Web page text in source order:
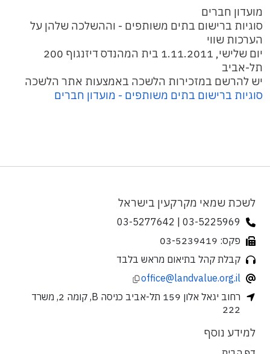
מועדון חברים
סוגיות ברישום בתים משותפים - וההשלכה שלהן על
הערכות שווי
יום שלישי, 1.11.2011 בית המהנדס דיזנגוף 200
תל-אביב
יש להרשם במזכירות הלשכה באמצעות אתר הלשכה
סוגיות ברישום בתים משותפים - מועדון חברים
לשכת שמאי מקרקעין בישראל
03-5225969 | 03-5277642
פקס: 03-5239419
קבלת קהל בתיאום מראש בלבד
office@landvalue.org.il
רחוב יגאל אלון 159 תל-אביב כניסה B, קומה 2, משרד
222
למידע נוסף